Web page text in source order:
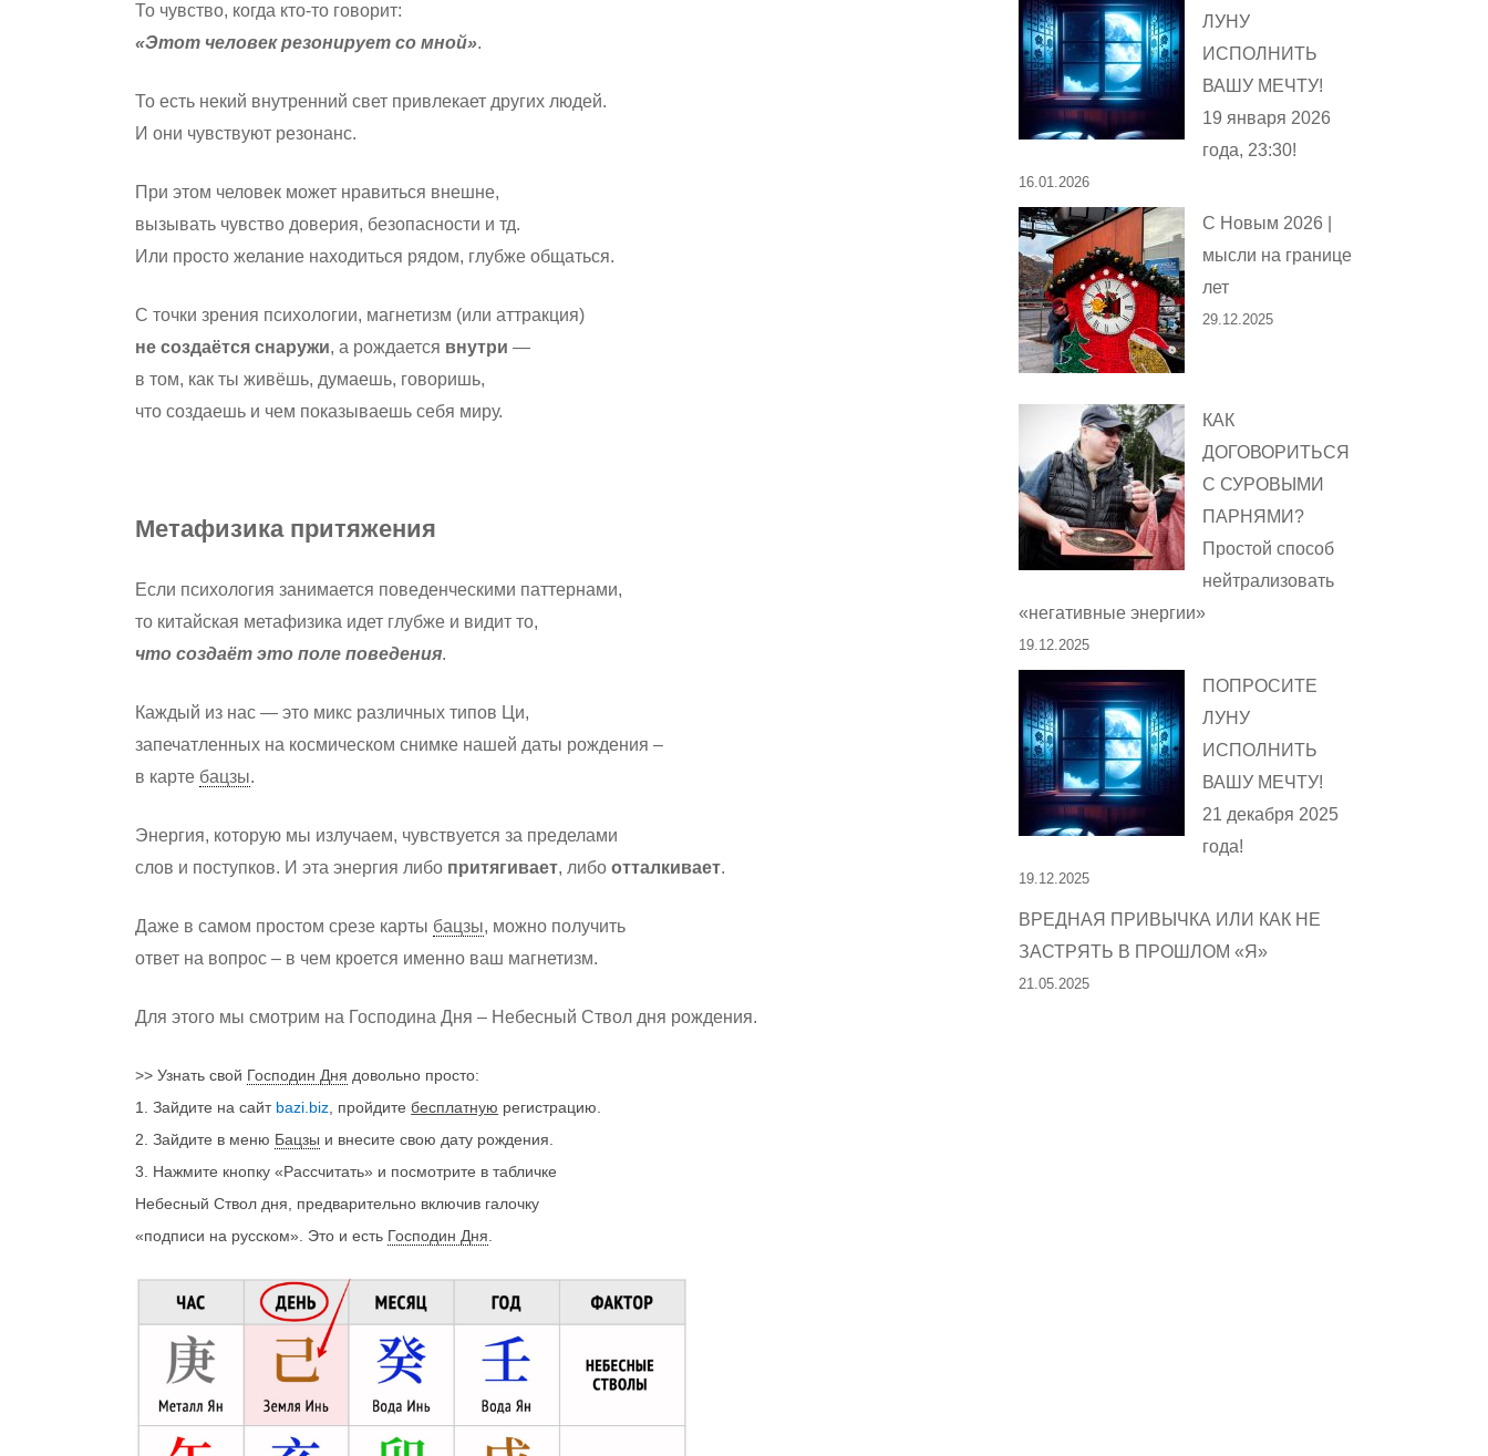
То чувство, когда кто-то говорит:
«Этот человек резонирует со мной».
То есть некий внутренний свет привлекает других людей.
И они чувствуют резонанс.
При этом человек может нравиться внешне,
вызывать чувство доверия, безопасности и тд.
Или просто желание находиться рядом, глубже общаться.
С точки зрения психологии, магнетизм (или аттракция)
не создаётся снаружи, а рождается внутри —
в том, как ты живёшь, думаешь, говоришь,
что создаешь и чем показываешь себя миру.
Метафизика притяжения
Если психология занимается поведенческими паттернами,
то китайская метафизика идет глубже и видит то,
что создаёт это поле поведения.
Каждый из нас — это микс различных типов Ци,
запечатленных на космическом снимке нашей даты рождения –
в карте бацзы.
Энергия, которую мы излучаем, чувствуется за пределами
слов и поступков. И эта энергия либо притягивает, либоотталкивает.
Даже в самом простом срезе карты бацзы, можно получить
ответ на вопрос – в чем кроется именно ваш магнетизм.
Для этого мы смотрим на Господина Дня – Небесный Ствол дня рождения.
>> Узнать свой Господин Дня довольно просто:
1. Зайдите на сайт bazi.biz , пройдитебесплатную регистрацию.
2. Зайдите в меню Бацзы и внесите свою дату рождения.
3. Нажмите кнопку «Рассчитать» и посмотрите в табличке
Небесный Ствол дня, предварительно включив галочку
«подписи на русском». Это и есть Господин Дня
ЛУНУ
ИСПОЛНИТЬ
ВАШУ МЕЧТУ!
19 января 2026
года, 23:30!
16.01.2026
С Новым 2026 |
мысли на границе
лет
29.12.2025
КАК
ДОГОВОРИТЬСЯ
С СУРОВЫМИ
ПАРНЯМИ?
Простой способ
нейтрализовать
«негативные энергии»
19.12.2025
ПОПРОСИТЕ
ЛУНУ
ИСПОЛНИТЬ
ВАШУ МЕЧТУ!
21 декабря 2025
года!
19.12.2025
ВРЕДНАЯ ПРИВЫЧКА ИЛИ КАК НЕ
ЗАСТРЯТЬ В ПРОШЛОМ «Я»
21.05.2025